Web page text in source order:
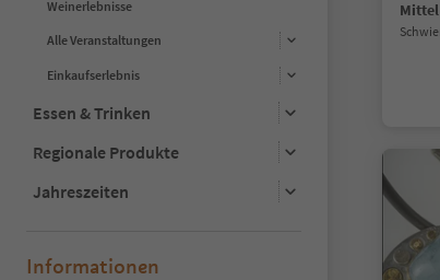
Weinerlebnisse
Alle Veranstaltungen
Einkaufserlebnis
Essen & Trinken
Regionale Produkte
Jahreszeiten
Informationen
Mittel